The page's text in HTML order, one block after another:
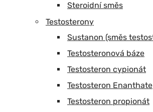
Steroidní směs
Testosterony
Sustanon (směs
Testosteronová báze
Testosteron cypionát
Testosteron Enanthate
Testosteron propionát